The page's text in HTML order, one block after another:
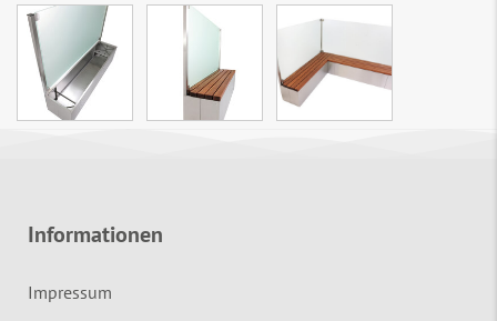
Informationen
Impressum